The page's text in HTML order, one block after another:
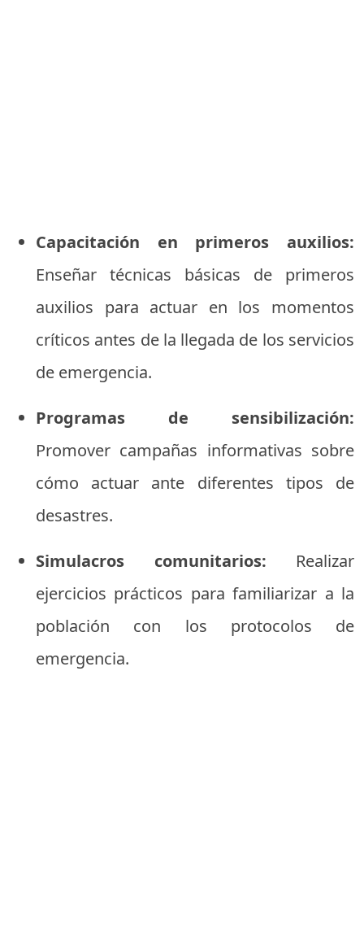
Capacitación en primeros auxilios:
Enseñar técnicas básicas de primeros
auxilios para actuar en los momentos
críticos antes de la llegada de los servicios
de emergencia.
Programas de sensibilización:
Promover campañas informativas sobre
cómo actuar ante diferentes tipos de
desastres.
Simulacros comunitarios: Realizar
ejercicios prácticos para familiarizar a la
población con los protocolos de
emergencia.